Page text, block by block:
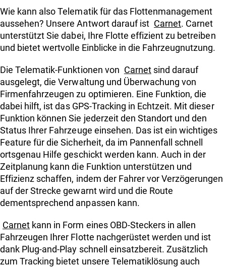
Wie kann also Telematik für das Flottenmanagement
aussehen? Unsere Antwort darauf ist Carnet. Carnet
unterstützt Sie dabei, Ihre Flotte effizient zu betreiben
und bietet wertvolle Einblicke in die Fahrzeugnutzung.
Die Telematik-Funktionen von Carnetsind darauf
ausgelegt, die Verwaltung und Überwachung von
Firmenfahrzeugen zu optimieren. Eine Funktion, die
dabei hilft, ist das GPS-Tracking in Echtzeit. Mit dieser
Funktion können Sie jederzeit den Standort und den
Status Ihrer Fahrzeuge einsehen. Das ist ein wichtiges
Feature für die Sicherheit, da im Pannenfall schnell
ortsgenau Hilfe geschickt werden kann. Auch in der
Zeitplanung kann die Funktion unterstützen und
Effizienz schaffen, indem der Fahrer vor Verzögerungen
auf der Strecke gewarnt wird und die Route
dementsprechend anpassen kann.
Carnet kann in Form eines OBD-Steckers in allen
Fahrzeugen Ihrer Flotte nachgerüstet werden und ist
dank Plug-and-Play schnell einsatzbereit. Zusätzlich
zum Tracking bietet unsere Telematiklösung auch